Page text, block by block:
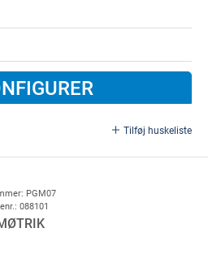
Tilføj huskeliste
PGM07
088101